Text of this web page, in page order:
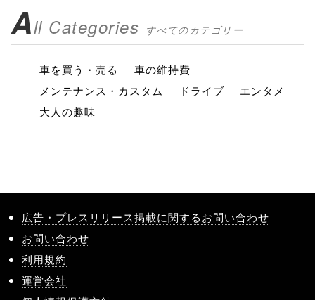
All Categories すべてのカテゴリー
車を買う・売る
車の維持費
メンテナンス・カスタム
ドライブ
エンタメ
大人の趣味
広告・プレスリリース掲載に関するお問い合わせ
お問い合わせ
利用規約
運営会社